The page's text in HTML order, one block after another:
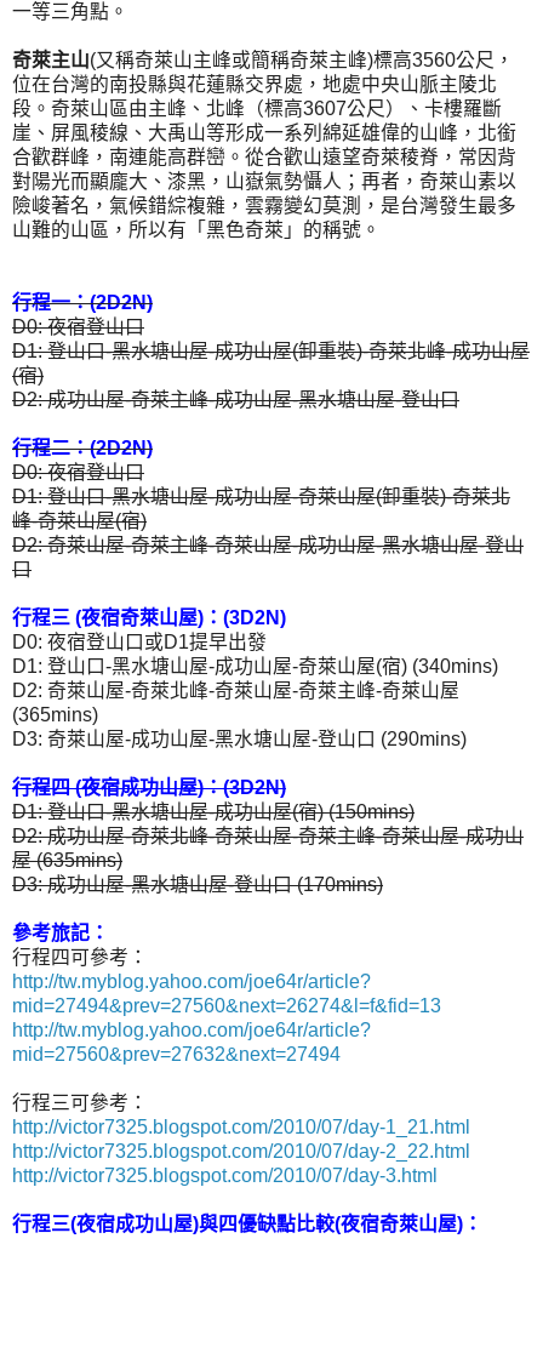
一等三角點。
奇萊主山(又稱奇萊山主峰或簡稱奇萊主峰)標高3560公尺，
位在台灣的南投縣與花蓮縣交界處，地處中央山脈主陵北
段。奇萊山區由主峰、北峰（標高3607公尺）、卡樓羅斷
崖、屏風稜線、大禹山等形成一系列綿延雄偉的山峰，北銜
合歡群峰，南連能高群巒。從合歡山遠望奇萊稜脊，常因背
對陽光而顯龐大、漆黑，山嶽氣勢懾人；再者，奇萊山素以
險峻著名，氣候錯綜複雜，雲霧變幻莫測，是台灣發生最多
山難的山區，所以有「黑色奇萊」的稱號。
行程一：(2D2N)
D0: 夜宿登山口
D1: 登山口-黑水塘山屋-成功山屋(卸重裝)-奇萊北峰-成功山屋
(宿)
D2: 成功山屋-奇萊主峰-成功山屋-黑水塘山屋-登山口
行程二：(2D2N)
D0: 夜宿登山口
D1: 登山口-黑水塘山屋-成功山屋-奇萊山屋(卸重裝)-奇萊北
峰-奇萊山屋(宿)
D2: 奇萊山屋-奇萊主峰-奇萊山屋-成功山屋-黑水塘山屋-登山
口
行程三 (夜宿奇萊山屋)：(3D2N)
D0: 夜宿登山口或D1提早出發
D1: 登山口-黑水塘山屋-成功山屋-奇萊山屋(宿) (340mins)
D2: 奇萊山屋-奇萊北峰-奇萊山屋-奇萊主峰-奇萊山屋
(365mins)
D3: 奇萊山屋-成功山屋-黑水塘山屋-登山口 (290mins)
行程四 (夜宿成功山屋)：(3D2N)
D1: 登山口-黑水塘山屋-成功山屋(宿) (150mins)
D2: 成功山屋-奇萊北峰-奇萊山屋-奇萊主峰-奇萊山屋-成功山
屋 (635mins)
D3: 成功山屋-黑水塘山屋-登山口 (170mins)
參考旅記：
行程四可參考：
http://tw.myblog.yahoo.com/joe64r/article?
mid=27494&prev=27560&next=26274&l=f&fid=13
http://tw.myblog.yahoo.com/joe64r/article?
mid=27560&prev=27632&next=27494
行程三可參考：
http://victor7325.blogspot.com/2010/07/day-1_21.html
http://victor7325.blogspot.com/2010/07/day-2_22.html
http://victor7325.blogspot.com/2010/07/day-3.html
行程三(夜宿成功山屋)與四優缺點比較(夜宿奇萊山屋) ：